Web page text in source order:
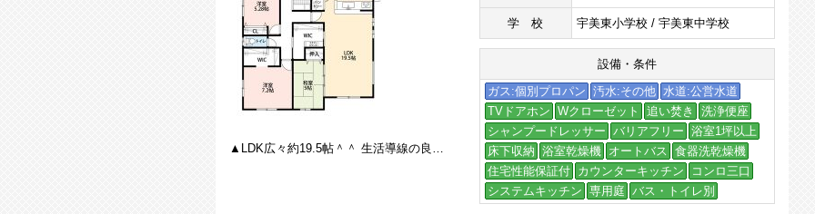
学校 宇美東小学校 / 宇美東中学校
設備・条件
ガス:個別プロパン 汚水:その他 水道:公営水道
TVドアホン Wクローゼット 追い焚き
洗浄便座
シャンプードレッサー バリアフリー 浴室1坪以上
床下収納 浴室乾燥機 オートバス
食器洗乾燥機
住宅性能保証付 カウンターキッチン
コンロ三口
システムキッチン 専用庭 バス・トイレ別